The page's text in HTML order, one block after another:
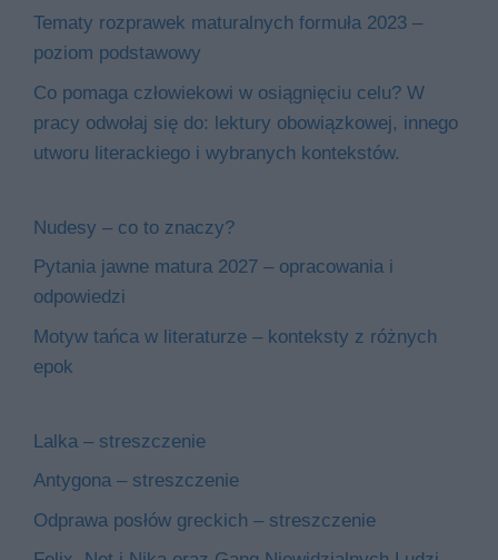
Tematy rozprawek maturalnych formuła 2023 –
poziom podstawowy
Co pomaga człowiekowi w osiągnięciu celu? W
pracy odwołaj się do: lektury obowiązkowej, innego
utworu literackiego i wybranych kontekstów.
Nudesy – co to znaczy?
Pytania jawne matura 2027 – opracowania i
odpowiedzi
Motyw tańca w literaturze – konteksty z różnych
epok
Lalka – streszczenie
Antygona – streszczenie
Odprawa posłów greckich – streszczenie